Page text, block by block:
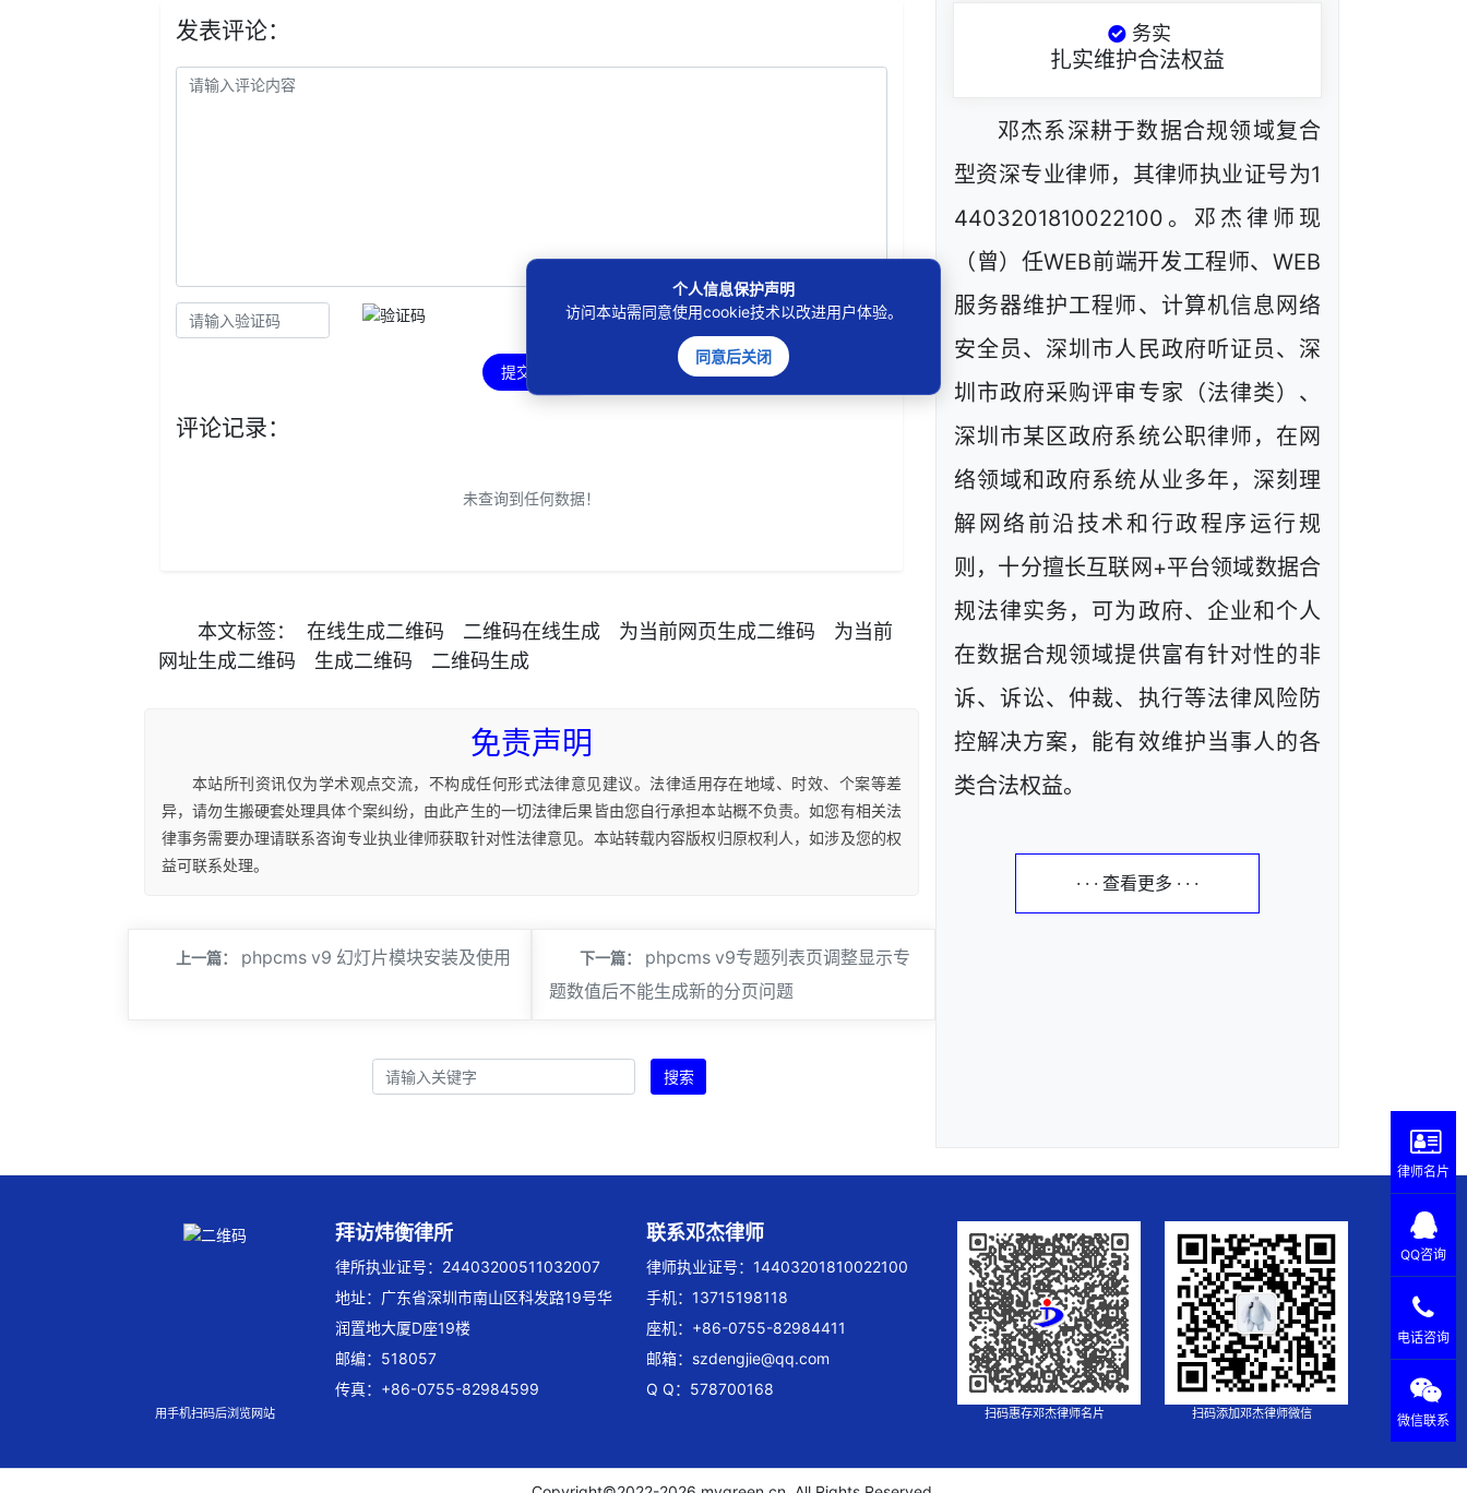
发表评论：
提交评论
评论记录：
未查询到任何数据！
本文标签： 在线生成二维码 二维码在线生成 为当前网页生成二维码
为当前
网址生成二维码
生成二维码 二维码生成
免责声明
本站所刊资讯仅为学术观点交流，不构成任何形式法律意见建议。法律适用存在地域、时效、个案等差
异，请勿生搬硬套处理具体个案纠纷，由此产生的一切法律后果皆由您自行承担本站概不负责。如您有相关法
律事务需要办理请联系咨询专业执业律师获取针对性法律意见。本站转载内容版权归原权利人，如涉及您的权
益可联系处理。
上一篇： phpcms v9 幻灯片模块安装及使用 下一篇：
phpcms v9专题列表页调整显示专
题数值后不能生成新的分页问题
搜索
务实
扎实维护合法权益
邓杰系深耕于数据合规领域复合
型资深专业律师，其律师执业证号为1
4403201810022100。邓杰律师现
（曾）任WEB前端开发工程师、WEB
服务器维护工程师、计算机信息网络
安全员、深圳市人民政府听证员、深
圳市政府采购评审专家（法律类）、
深圳市某区政府系统公职律师，在网
络领域和政府系统从业多年，深刻理
解网络前沿技术和行政程序运行规
则，十分擅长互联网+平台领域数据合
规法律实务，可为政府、企业和个人
在数据合规领域提供富有针对性的非
诉、诉讼、仲裁、执行等法律风险防
控解决方案，能有效维护当事人的各
类合法权益。
· · · 查看更多 · · ·
用手机扫码后浏览网站
拜访炜衡律所
律所执业证号：24403200511032007
地址：广东省深圳市南山区科发路19号华
润置地大厦D座19楼
邮编：518057
传真：+86-0755-82984599
联系邓杰律师
律师执业证号：14403201810022100
手机：13715198118
座机：+86-0755-82984411
邮箱： szdengjie@qq.com
Q Q：578700168
扫码惠存邓杰律师名片 扫码添加邓杰律师微信
律师名片
QQ咨询
电话咨询
微信联系
个人信息保护声明
访问本站需同意使用cookie技术以改进用户体验。
同意后关闭